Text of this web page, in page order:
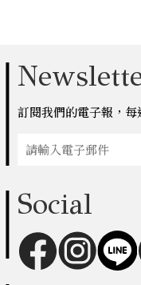
訂閱我們的電子報，
Social